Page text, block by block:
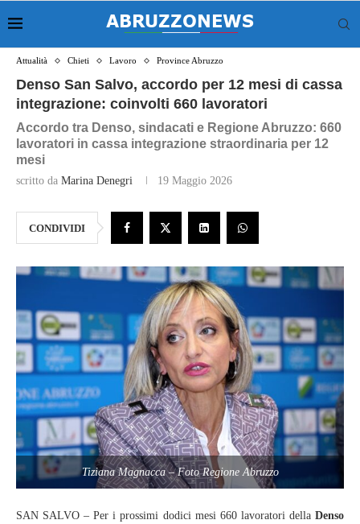
Attualità Chieti Lavoro Province Abruzzo
Denso San Salvo, accordo per 12 mesi di cassa
integrazione: coinvolti 660 lavoratori
Accordo tra Denso, sindacati e Regione Abruzzo: 660
lavoratori in cassa integrazione straordinaria per 12
mesi
scritto da Marina Denegri 19 Maggio 2026
CONDIVIDI
Tiziana Magnacca – Foto Regione Abruzzo
SAN SALVO – Per i prossimi dodici mesi 660 lavoratori dellaDenso